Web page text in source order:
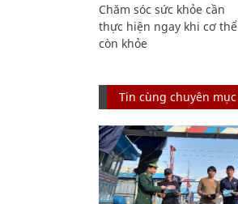
Chăm sóc sức khỏe cần
thực hiện ngay khi cơ thể
còn khỏe
Tin cùng chuyên mục